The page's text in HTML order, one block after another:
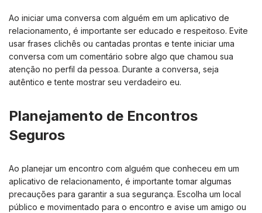
Ao iniciar uma conversa com alguém em um aplicativo de
relacionamento, é importante ser educado e respeitoso. Evite
usar frases clichês ou cantadas prontas e tente iniciar uma
conversa com um comentário sobre algo que chamou sua
atenção no perfil da pessoa. Durante a conversa, seja
autêntico e tente mostrar seu verdadeiro eu.
Planejamento de Encontros
Seguros
Ao planejar um encontro com alguém que conheceu em um
aplicativo de relacionamento, é importante tomar algumas
precauções para garantir a sua segurança. Escolha um local
público e movimentado para o encontro e avise um amigo ou